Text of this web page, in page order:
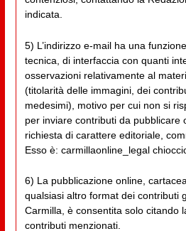
indicata.
5) L’indirizzo e-mail ha una
tecnica, di interfaccia con quanti
osservazioni relativamente al
(titolarità delle immagini, dei
medesimi), motivo per cui non si
per inviare contributi da pubblicare
richiesta di carattere editoriale,
Esso è: carmillaonline_legal
6) La pubblicazione online,
qualsiasi altro format dei contributi
Carmilla, è consentita solo citando
contributi menzionati.